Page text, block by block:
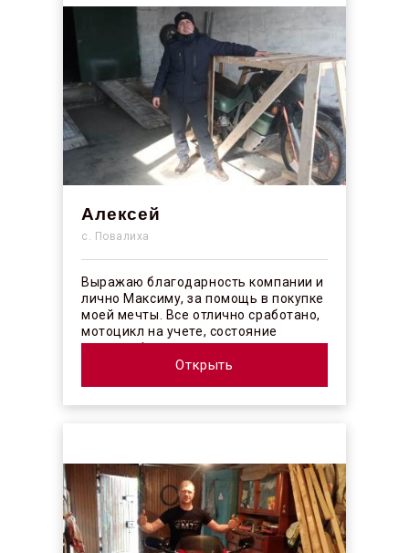
Алексей
с. Повалиха
Выражаю благодарность компании и
лично Максиму, за помощь в покупке
моей мечты. Все отлично сработано,
мотоцикл на учете, состояние
отличное! ...
Открыть